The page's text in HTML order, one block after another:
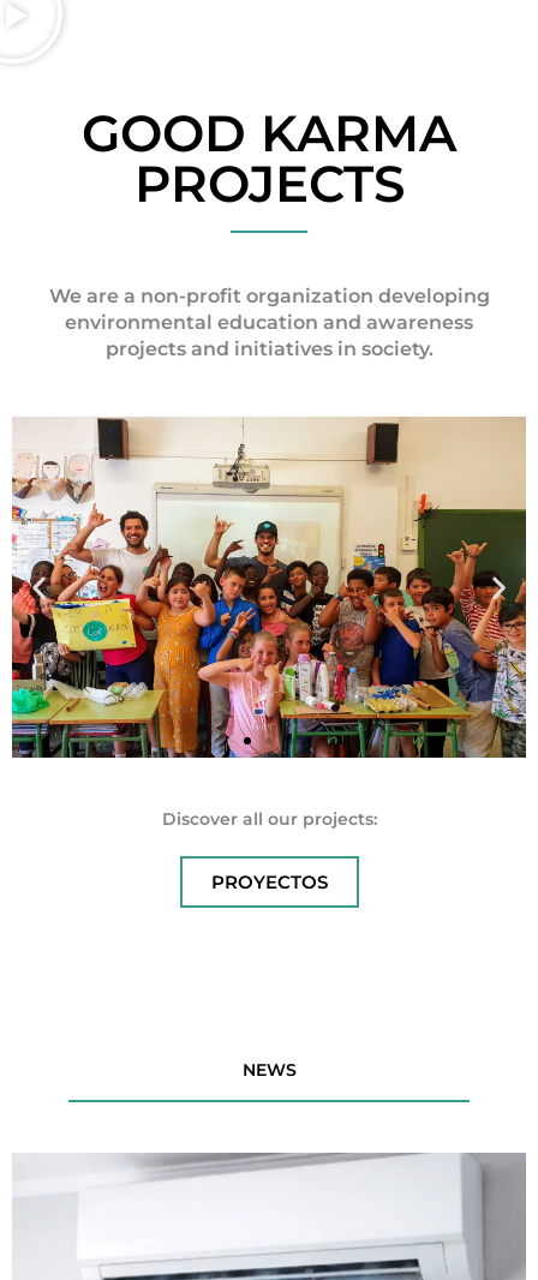
GOOD KARMA
PROJECTS
We are a non-profit organization developing
environmental education and awareness
projects and initiatives in society.
Discover all our projects:
PROYECTOS
NEWS